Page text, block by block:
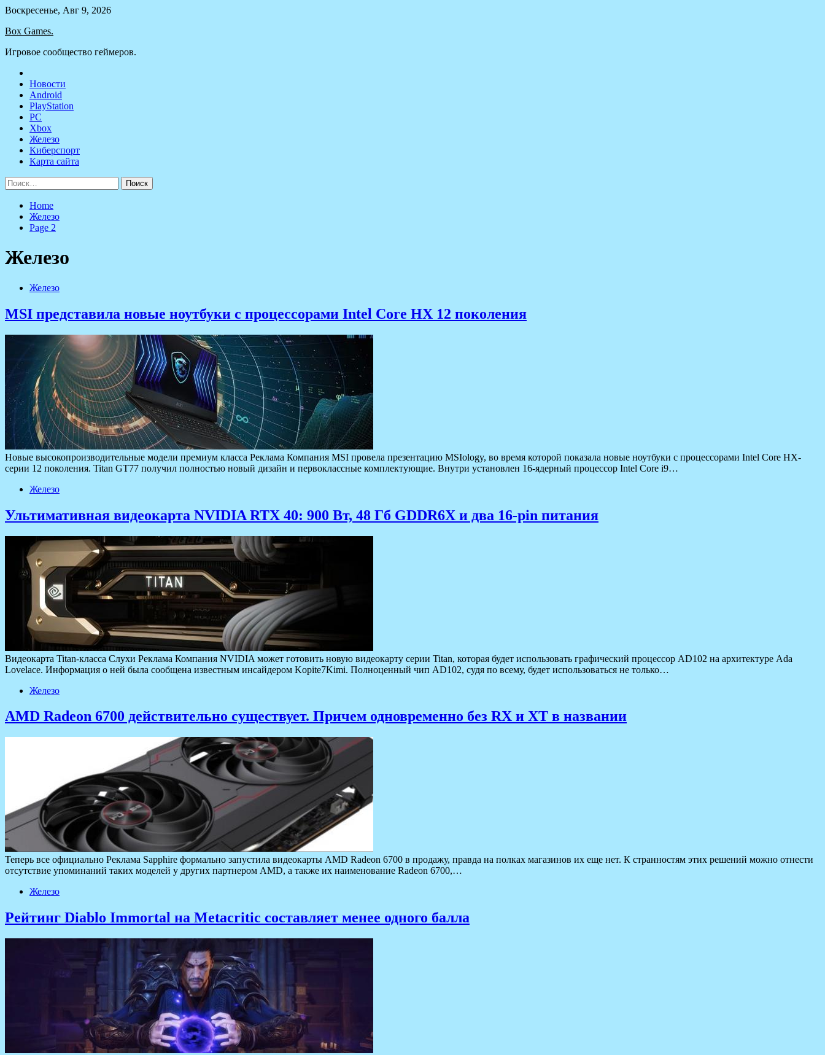
Skip
content
Воскресенье, Авг 9, 2026
Box Games.
Игровое сообщество геймеров.
Новости
Android
PlayStation
PC
Xbox
Железо
Киберспорт
Карта сайта
Найти:
Home
Железо
Page 2
Железо
Железо
MSI представила новые ноутбуки с процессорами Intel Core HX 12 поколения
Новые высокопроизводительные модели премиум класса Реклама Компания MSI провела презентацию MSIology, во время которой показала новые ноутбуки с процессорами Intel Core HX-
серии 12 поколения. Titan GT77 получил полностью новый дизайн и первоклассные комплектующие. Внутри установлен 16-ядерный процессор Intel Core i9…
Железо
Ультимативная видеокарта NVIDIA RTX 40: 900 Вт, 48 Гб GDDR6X и два 16-pin питания
Видеокарта Titan-класса Слухи Реклама Компания NVIDIA может готовить новую видеокарту серии Titan, которая будет использовать графический процессор AD102 на архитектуре Ada
Lovelace. Информация о ней была сообщена известным инсайдером Kopite7Kimi. Полноценный чип AD102, судя по всему, будет использоваться не только…
Железо
AMD Radeon 6700 действительно существует. Причем одновременно без RX и XT в названии
Теперь все официально Реклама Sapphire формально запустила видеокарты AMD Radeon 6700 в продажу, правда на полках магазинов их еще нет. К странностям этих решений можно отнести
отсутствие упоминаний таких моделей у других партнером AMD, а также их наименование Radeon 6700,…
Железо
Рейтинг Diablo Immortal на Metacritic составляет менее одного балла